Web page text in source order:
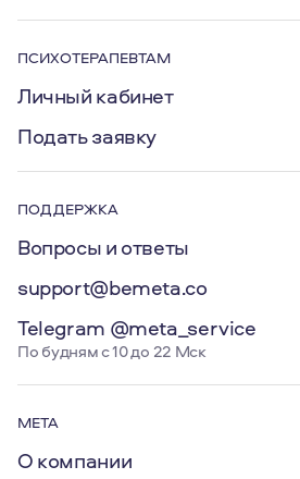
ПСИХОТЕРАПЕВТАМ
Личный кабинет
Подать заявку
ПОДДЕРЖКА
Вопросы и ответы
support@bemeta.co
Telegram @meta_service
По будням с 10 до 22 Мск
МЕТА
О компании